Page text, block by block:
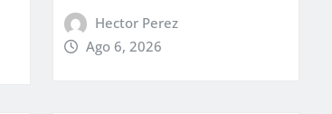
Hector Perez
Ago 6, 2026